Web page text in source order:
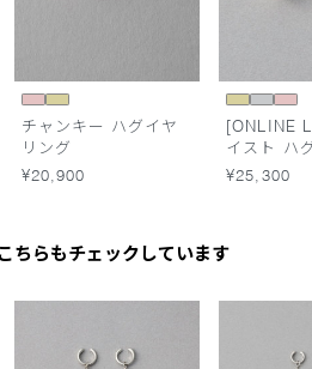
チャンキー ハグイヤ
リング
¥20,900
[ONLINE
イスト ハ
グ
¥25,300
ちらもチェックしています